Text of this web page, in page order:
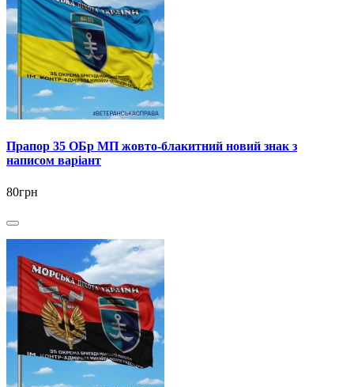
Прапор 35 ОБр МП жовто-блакитний новий знак з
написом варіант
80грн